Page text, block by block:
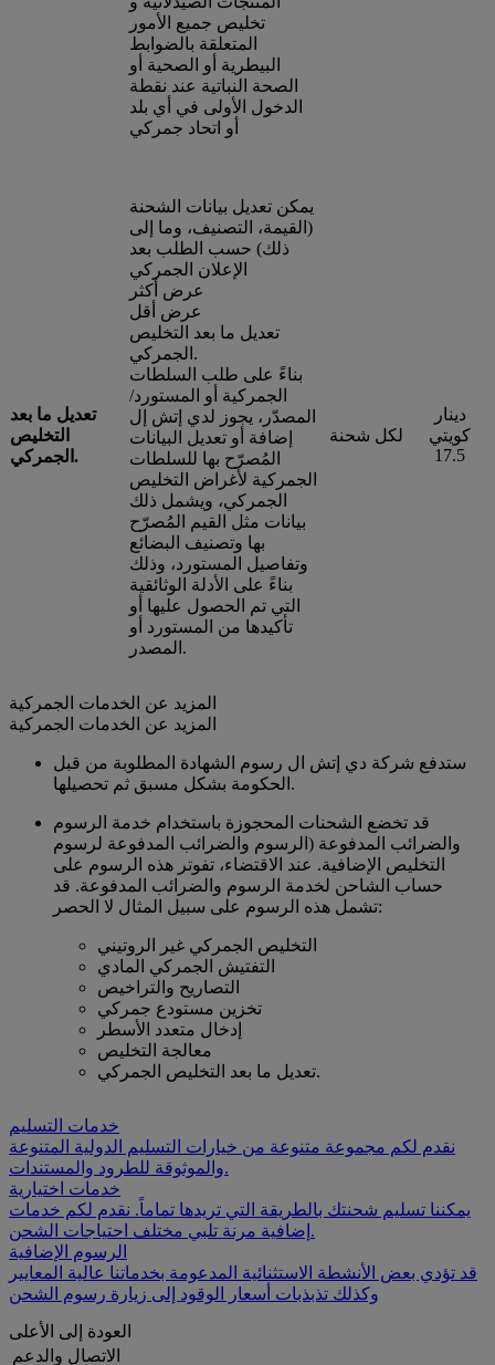
تخليص جميع الأمور
المتعلقة بالضوابط
البيطرية أو الصحية أو
الصحة النباتية عند نقطة
الدخول الأولى في أي بلد
أو اتحاد جمركي
تعديل ما بعد
التخليص
الجمركي.
يمكن تعديل بيانات الشحنة
(القيمة، التصنيف، وما إلى
ذلك) حسب الطلب بعد
الإعلان الجمركي
عرض أكثر
عرض أقل
تعديل ما بعد التخليص
الجمركي.
بناءً على طلب السلطات
الجمركية أو المستورد/
المصدّر، يجوز لدي إتش إل
إضافة أو تعديل البيانات
المُصرّح بها للسلطات
الجمركية لأغراض التخليص
الجمركي، ويشمل ذلك
بيانات مثل القيم المُصرّح
بها وتصنيف البضائع
وتفاصيل المستورد، وذلك
بناءً على الأدلة الوثائقية
التي تم الحصول عليها أو
تأكيدها من المستورد أو
المصدر.
لكل شحنة
دينار
كويتي
17.5
المزيد عن الخدمات الجمركية
المزيد عن الخدمات الجمركية
ستدفع شركة دي إتش ال رسوم الشهادة المطلوبة من قبل
الحكومة بشكل مسبق ثم تحصيلها.
قد تخضع الشحنات المحجوزة باستخدام خدمة الرسوم
والضرائب المدفوعة (الرسوم والضرائب المدفوعة لرسوم
التخليص الإضافية. عند الاقتضاء، تفوتر هذه الرسوم على
حساب الشاحن لخدمة الرسوم والضرائب المدفوعة. قد
تشمل هذه الرسوم على سبيل المثال لا الحصر:
التخليص الجمركي غير الروتيني
التفتيش الجمركي المادي
التصاريح والتراخيص
تخزين مستودع جمركي
إدخال متعدد الأسطر
معالجة التخليص
تعديل ما بعد التخليص الجمركي.
خدمات التسليم
نقدم لكم مجموعة متنوعة من خيارات التسليم الدولية المتنوعة
والموثوقة للطرود والمستندات.
خدمات اختيارية
يمكننا تسليم شحنتك بالطريقة التي تريدها تماماً. نقدم لكم خدمات
إضافية مرنة تلبي مختلف احتياجات الشحن.
الرسوم الإضافية
قد تؤدي بعض الأنشطة الاستثنائية المدعومة بخدماتنا عالية المعايير
وكذلك تذبذبات أسعار الوقود إلى زيارة رسوم الشحن
العودة إلى الأعلى